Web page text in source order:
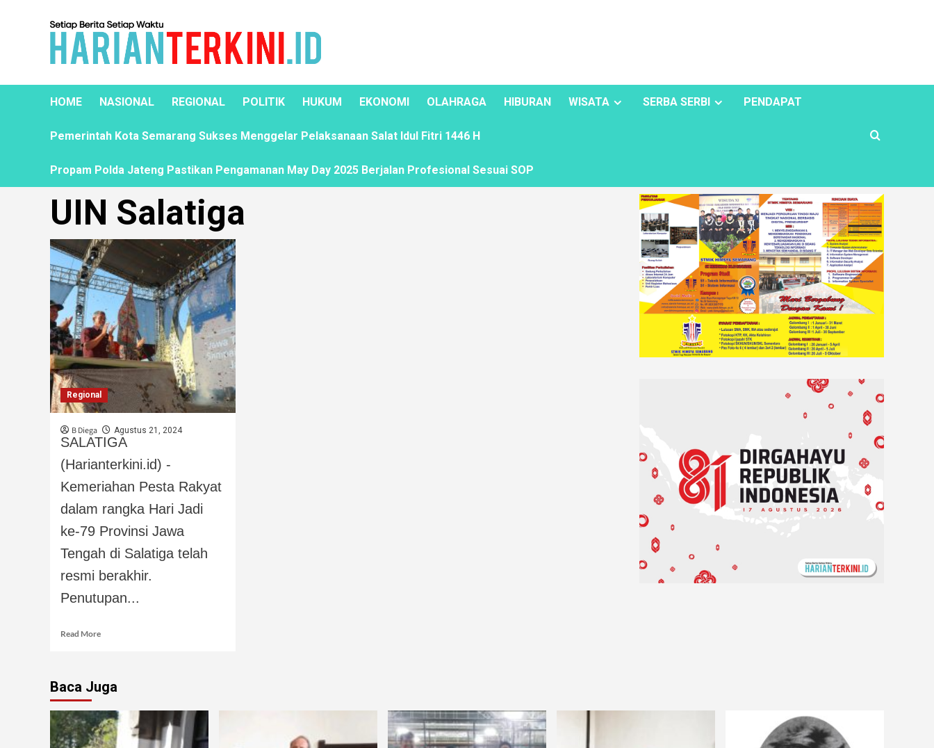
HOME NASIONAL REGIONAL POLITIK HUKUM EKONOMI OLAHRAGA HIBURAN WISATA SERBA SERBI PENDAPAT
Pemerintah Kota Semarang Sukses Menggelar Pelaksanaan Salat Idul Fitri 1446 H
Propam Polda Jateng Pastikan Pengamanan May Day 2025 Berjalan Profesional Sesuai SOP
UIN Salatiga
Regional
B Diega Agustus 21, 2024
SALATIGA
(Harianterkini.id) -
Kemeriahan Pesta Rakyat
dalam rangka Hari Jadi
ke-79 Provinsi Jawa
Tengah di Salatiga telah
resmi berakhir.
Penutupan...
Read More
Baca Juga